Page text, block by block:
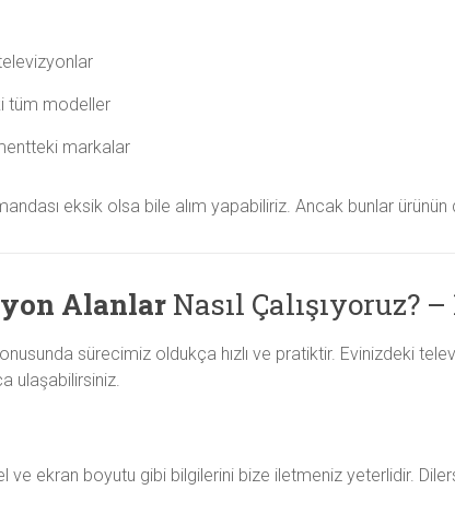
tüm modeller
markalar
eksik olsa bile alım yapabiliriz. Ancak bunlar ürünün
Alanlar Nasıl Çalışıyoruz?
sürecimiz oldukça hızlı ve pratiktir. Evinizdeki
ulaşabilirsiniz.
ekran boyutu gibi bilgilerini bize iletmeniz yeterlidir.